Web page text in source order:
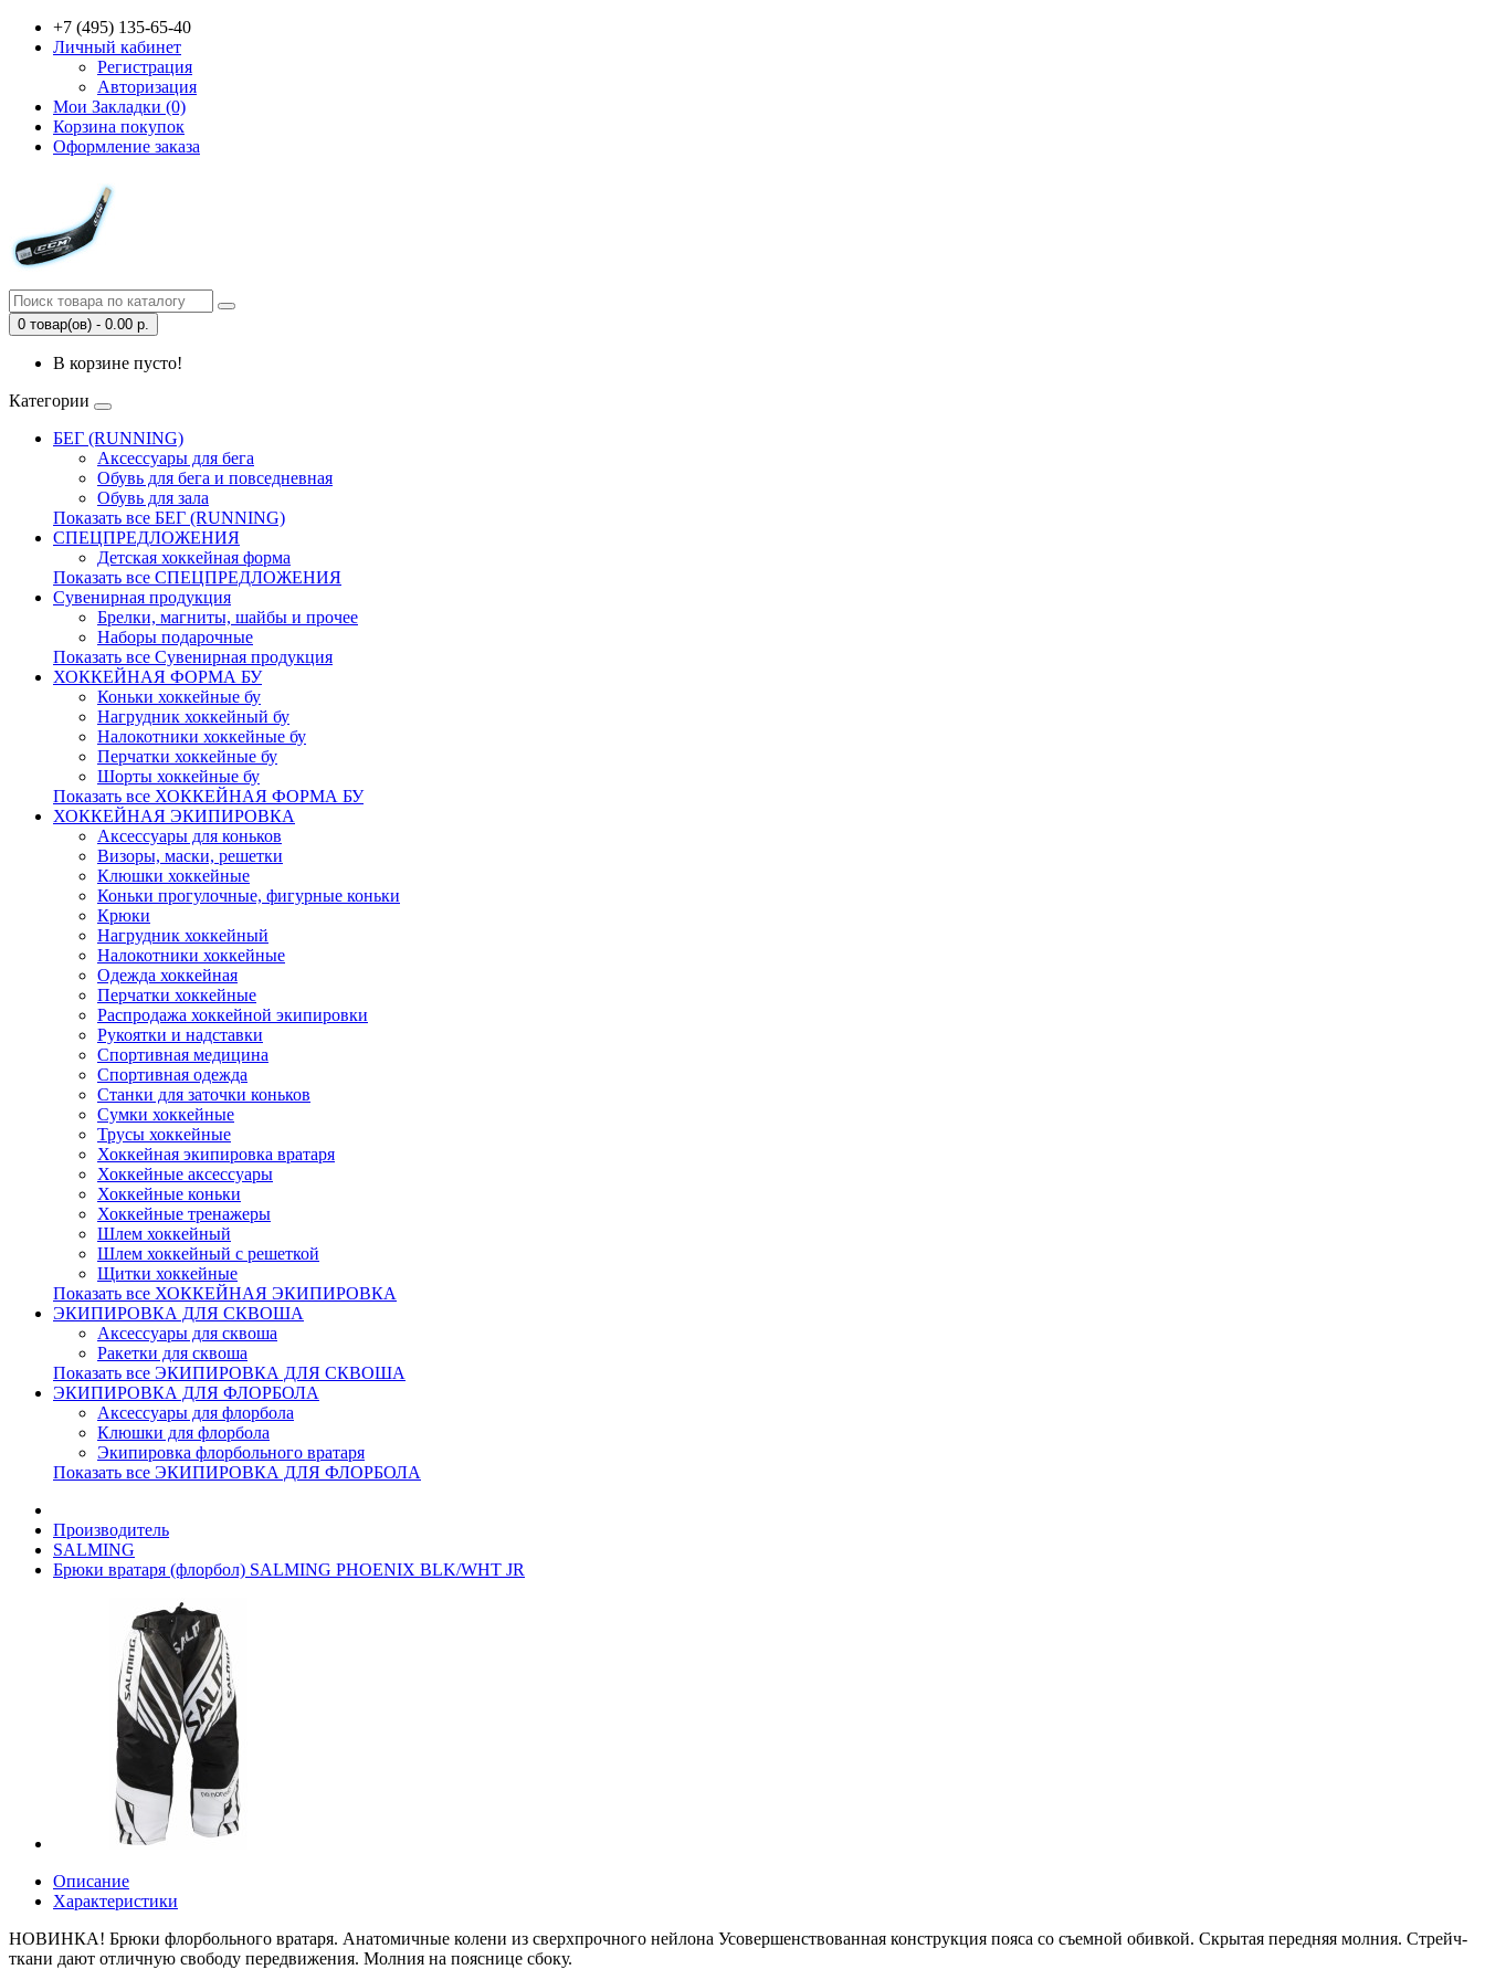
+7 (495) 135-65-40
Личный кабинет
Регистрация
Авторизация
Мои Закладки (0)
Корзина покупок
Оформление заказа
0 товар(ов) - 0.00 р.
В корзине пусто!
Категории
БЕГ (RUNNING)
Аксессуары для бега
Обувь для бега и повседневная
Обувь для зала
Показать все БЕГ (RUNNING)
СПЕЦПРЕДЛОЖЕНИЯ
Детская хоккейная форма
Показать все СПЕЦПРЕДЛОЖЕНИЯ
Сувенирная продукция
Брелки, магниты, шайбы и прочее
Наборы подарочные
Показать все Сувенирная продукция
ХОККЕЙНАЯ ФОРМА БУ
Коньки хоккейные бу
Нагрудник хоккейный бу
Налокотники хоккейные бу
Перчатки хоккейные бу
Шорты хоккейные бу
Показать все ХОККЕЙНАЯ ФОРМА БУ
ХОККЕЙНАЯ ЭКИПИРОВКА
Аксессуары для коньков
Визоры, маски, решетки
Клюшки хоккейные
Коньки прогулочные, фигурные коньки
Крюки
Нагрудник хоккейный
Налокотники хоккейные
Одежда хоккейная
Перчатки хоккейные
Распродажа хоккейной экипировки
Рукоятки и надставки
Спортивная медицина
Спортивная одежда
Станки для заточки коньков
Сумки хоккейные
Трусы хоккейные
Хоккейная экипировка вратаря
Хоккейные аксессуары
Хоккейные коньки
Хоккейные тренажеры
Шлем хоккейный
Шлем хоккейный с решеткой
Щитки хоккейные
Показать все ХОККЕЙНАЯ ЭКИПИРОВКА
ЭКИПИРОВКА ДЛЯ СКВОША
Аксессуары для сквоша
Ракетки для сквоша
Показать все ЭКИПИРОВКА ДЛЯ СКВОША
ЭКИПИРОВКА ДЛЯ ФЛОРБОЛА
Аксессуары для флорбола
Клюшки для флорбола
Экипировка флорбольного вратаря
Показать все ЭКИПИРОВКА ДЛЯ ФЛОРБОЛА
Производитель
SALMING
Брюки вратаря (флорбол) SALMING PHOENIX BLK/WHT JR
Описание
Характеристики
НОВИНКА! Брюки флорбольного вратаря. Анатомичные колени из сверхпрочного нейлона Усовершенствованная конструкция пояса со съемной обивкой. Скрытая передняя молния. Стрейч-
ткани дают отличную свободу передвижения. Молния на пояснице сбоку.